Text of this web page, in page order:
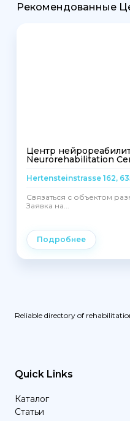
Рекомендованные
Центр
Neurorehabilitation
Hertensteinstrasse 162,
Связаться с объектом
Заявка на...
Подробнее
Reliable directory of
Quick Links
Каталог
Статьи